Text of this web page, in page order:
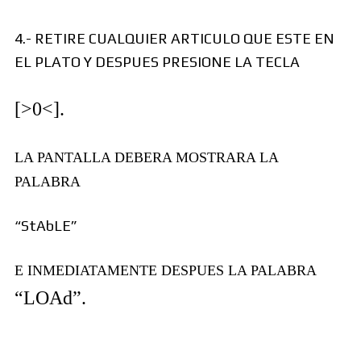
4.- RETIRE CUALQUIER ARTICULO QUE ESTE EN
EL PLATO Y DESPUES PRESIONE LA TECLA
[>0<].
LA PANTALLA DEBERA MOSTRARA LA
PALABRA
“StAbLE”
E INMEDIATAMENTE DESPUES LA PALABRA
“LOAd”.